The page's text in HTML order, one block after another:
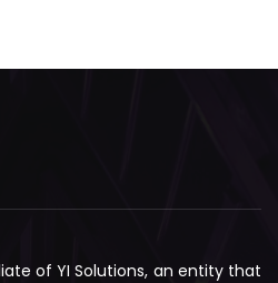
of YI Solutions, an entity that